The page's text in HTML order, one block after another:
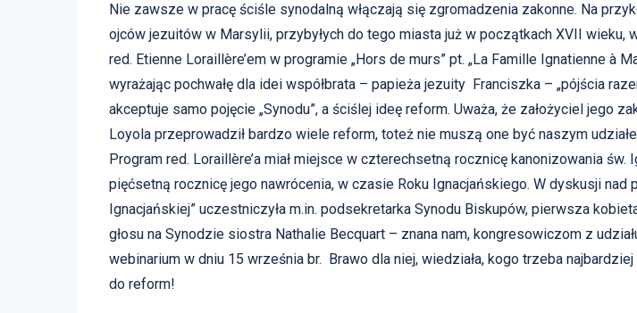
Nie zawsze w pracę ściśle synodalną włączają się zgromadzenia zakonne. Na
ojców jezuitów w Marsylii, przybyłych do tego miasta już w początkach XVII wieku,
red. Etienne Loraillère’em w programie „Hors de murs” pt. „La Famille Ignatienne à
wyrażając pochwałę dla idei współbrata – papieża jezuity Franciszka – „pójścia
akceptuje samo pojęcie „Synodu”, a ściślej ideę reform. Uważa, że założyciel jego
Loyola przeprowadził bardzo wiele reform, toteż nie muszą one być naszym
Program red. Loraillère’a miał miejsce w czterechsetną rocznicę kanonizowania św.
pięćsetną rocznicę jego nawrócenia, w czasie Roku Ignacjańskiego. W dyskusji nad
Ignacjańskiej” uczestniczyła m.in. podsekretarka Synodu Biskupów, pierwsza
głosu na Synodzie siostra Nathalie Becquart – znana nam, kongresowiczom z
webinarium w dniu 15 września br. Brawo dla niej, wiedziała, kogo trzeba
do reform!